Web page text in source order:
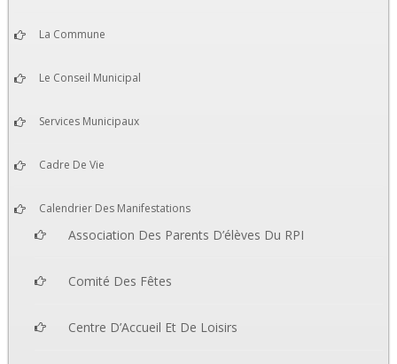
La Commune
Le Conseil Municipal
Services Municipaux
Cadre De Vie
Calendrier Des Manifestations
Association Des Parents D’élèves Du RPI
Comité Des Fêtes
Centre D’Accueil Et De Loisirs